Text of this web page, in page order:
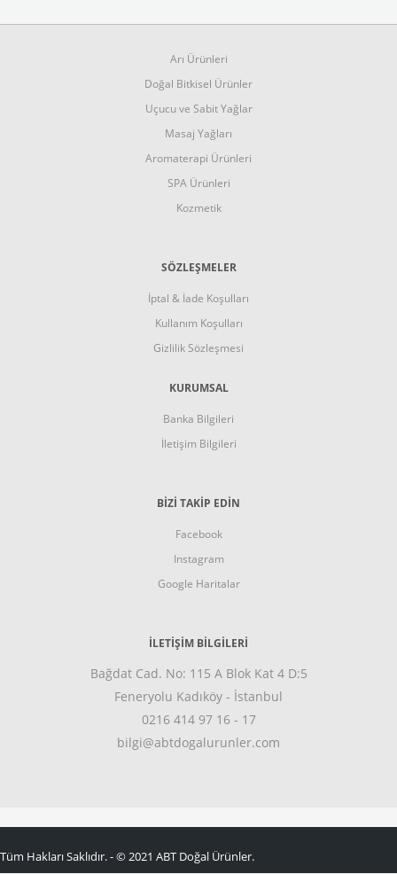
Arı Ürünleri
Doğal Bitkisel Ürünler
Uçucu ve Sabit Yağlar
Masaj Yağları
Aromaterapi Ürünleri
SPA Ürünleri
Kozmetik
SÖZLEŞMELER
İptal & İade Koşulları
Kullanım Koşulları
Gizlilik Sözleşmesi
KURUMSAL
Banka Bilgileri
İletişim Bilgileri
BİZİ TAKİP EDİN
Facebook
Instagram
Google Haritalar
İLETİŞİM BİLGİLERİ
Bağdat Cad. No: 115 A Blok Kat 4 D:5
Feneryolu Kadıköy - İstanbul
0216 414 97 16 - 17
bilgi@abtdogalurunler.com
Tüm Hakları Saklıdır. - © 2021 ABT Doğal Ürünler.